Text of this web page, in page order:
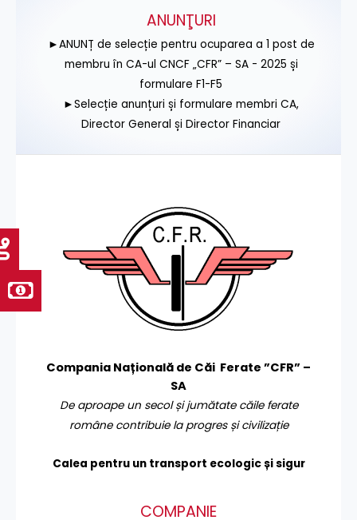
ANUNŢURI
►ANUNȚ de selecție pentru ocuparea a 1 post de
membru în CA-ul CNCF „CFR” – SA - 2025 și
formulare F1-F5
►Selecție anunțuri și formulare membri CA,
Director General și Director Financiar
Compania Națională de Căi Ferate ”CFR” –
SA
De aproape un secol și jumătate căile ferate
române contribuie la progres și civilizație
Calea pentru un transport ecologic și sigur
COMPANIE